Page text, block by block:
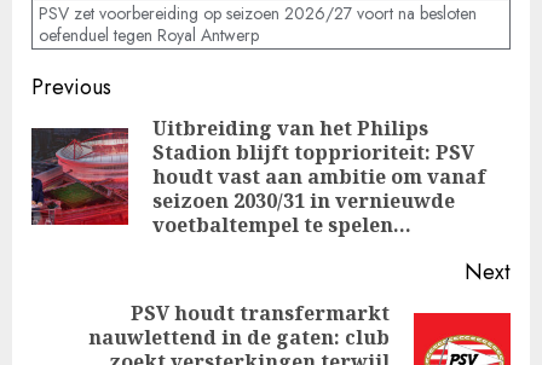
PSV zet voorbereiding op seizoen 2026/27 voort na besloten
oefenduel tegen Royal Antwerp
Post
navigation
Previous
Uitbreiding van het Philips
Stadion blijft topprioriteit: PSV
houdt vast aan ambitie om vanaf
seizoen 2030/31 in vernieuwde
voetbaltempel te spelen…
Next
PSV houdt transfermarkt
nauwlettend in de gaten: club